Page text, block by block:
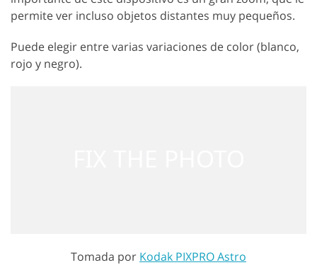
permite ver incluso objetos distantes muy pequeños.
Puede elegir entre varias variaciones de color (blanco,
rojo y negro).
Tomada por Kodak PIXPRO Astro